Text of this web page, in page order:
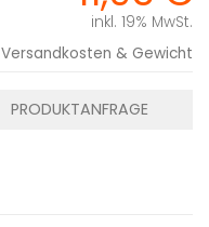
inkl. 19% MwSt.
Versandkosten & Gewicht
PRODUKTANFRAGE